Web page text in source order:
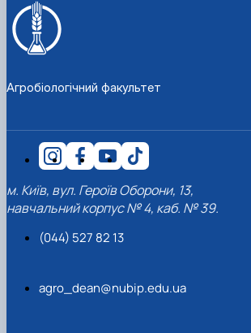
Агробіологічний факультет
м. Київ, вул. Героїв Оборони, 13,
навчальний корпус № 4, каб. № 39.
(044) 527 82 13
agro_dean@nubip.edu.ua